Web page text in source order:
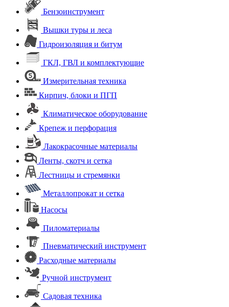
Бензоинструмент
Вышки туры и леса
Гидроизоляция и битум
ГКЛ, ГВЛ и комплектующие
Измерительная техника
Кирпич, блоки и ПГП
Климатическое оборудование
Крепеж и перфорация
Лакокрасочные материалы
Ленты, скотч и сетка
Лестницы и стремянки
Металлопрокат и сетка
Насосы
Пиломатериалы
Пневматический инструмент
Расходные материалы
Ручной инструмент
Садовая техника